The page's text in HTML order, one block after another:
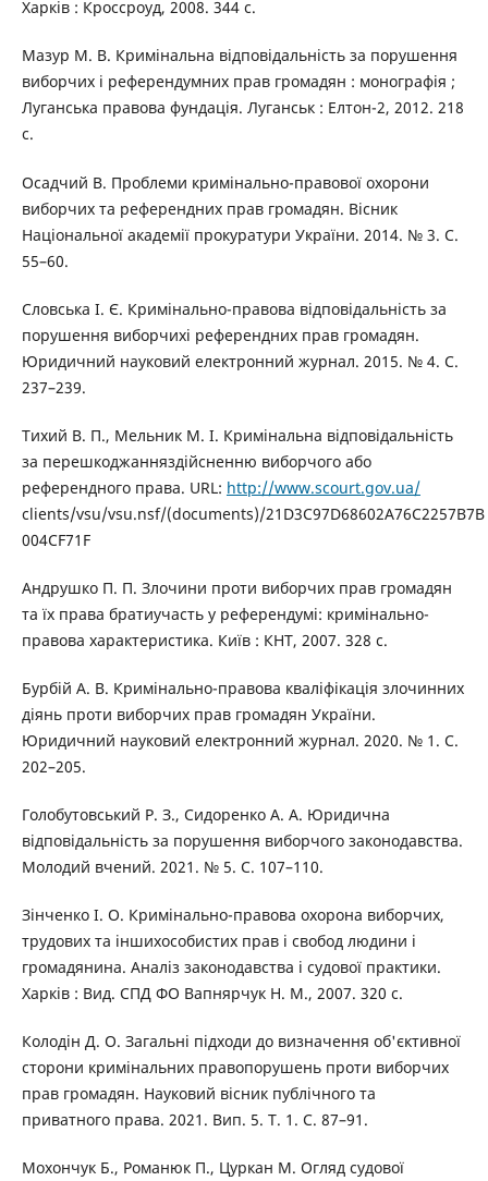
Харків : Кроссроуд, 2008. 344 с.
Мазур М. В. Кримінальна відповідальність за порушення
виборчих і референдумних прав громадян : монографія ;
Луганська правова фундація. Луганськ : Елтон-2, 2012. 218
с.
Осадчий В. Проблеми кримінально-правової охорони
виборчих та референдних прав громадян. Вісник
Національної академії прокуратури України. 2014. № 3. С.
55–60.
Словська І. Є. Кримінально-правова відповідальність за
порушення виборчихі референдних прав громадян.
Юридичний науковий електронний журнал. 2015. № 4. С.
237–239.
Тихий В. П., Мельник М. І. Кримінальна відповідальність
за перешкоджанняздійсненню виборчого або
референдного права. URL: http://www.scourt.gov.ua/
clients/vsu/vsu.nsf/(documents)/21D3C97D68602A76C2257B7B
004CF71F
Андрушко П. П. Злочини проти виборчих прав громадян
та їх права братиучасть у референдумі: кримінально-
правова характеристика. Київ : КНТ, 2007. 328 с.
Бурбій А. В. Кримінально-правова кваліфікація злочинних
діянь проти виборчих прав громадян України.
Юридичний науковий електронний журнал. 2020. № 1. С.
202–205.
Голобутовський Р. З., Сидоренко А. А. Юридична
відповідальність за порушення виборчого законодавства.
Молодий вчений. 2021. № 5. С. 107–110.
Зінченко І. О. Кримінально-правова охорона виборчих,
трудових та іншихособистих прав і свобод людини і
громадянина. Аналіз законодавства і судової практики.
Харків : Вид. СПД ФО Вапнярчук H. М., 2007. 320 с.
Колодін Д. О. Загальні підходи до визначення об'єктивної
сторони кримінальних правопорушень проти виборчих
прав громадян. Науковий вісник публічного та
приватного права. 2021. Вип. 5. Т. 1. С. 87–91.
Мохончук Б., Романюк П., Цуркан М. Огляд судової